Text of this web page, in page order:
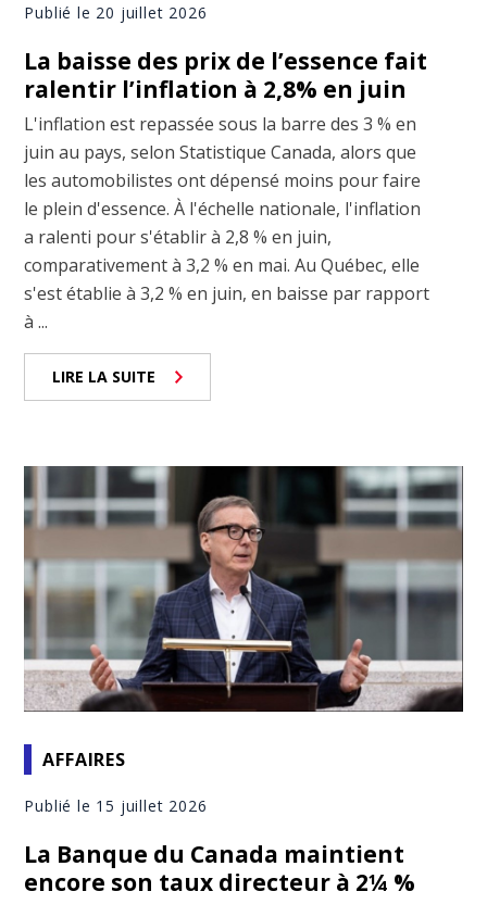
Publié le 20 juillet 2026
La baisse des prix de l’essence fait
ralentir l’inflation à 2,8% en juin
L'inflation est repassée sous la barre des 3 % en
juin au pays, selon Statistique Canada, alors que
les automobilistes ont dépensé moins pour faire
le plein d'essence. À l'échelle nationale, l'inflation
a ralenti pour s'établir à 2,8 % en juin,
comparativement à 3,2 % en mai. Au Québec, elle
s'est établie à 3,2 % en juin, en baisse par rapport
à ...
LIRE LA SUITE
AFFAIRES
Publié le 15 juillet 2026
La Banque du Canada maintient
encore son taux directeur à 2¼ %